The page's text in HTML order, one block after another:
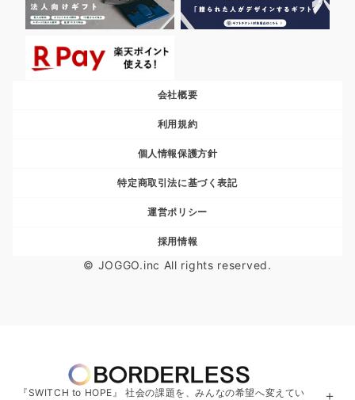
会社概要
利用規約
個人情報保護方針
特定商取引法に基づく表記
運営ポリシー
採用情報
© JOGGO.inc All rights reserved.
『SWITCH to HOPE』 社会の課題を、みんなの希望へ変えてい ＋